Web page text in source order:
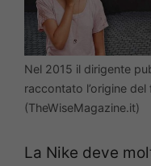
Nel 2015 il dirigente
raccontato l’origine
(TheWiseMagazine.it)
La Nike deve